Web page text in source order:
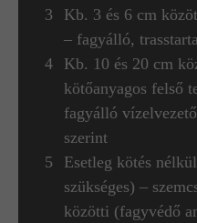
Kb. 3 és 6 cm
– fagyálló,
Kb. 10 és 20 cm
kötőanyagos felső
fagyálló
szerint
Esetleg kötés
szükséges) –
közötti (fagyvédő